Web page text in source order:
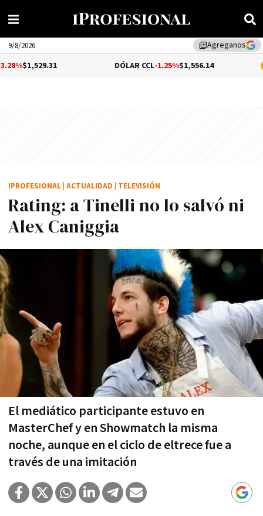
library_addAgreganos
9/8/2026
-1.25%$1,556.14
Rating: a Tinelli no lo salvó ni
Alex Caniggia
El mediático participante estuvo en
MasterChef y en Showmatch la misma
noche, aunque en el ciclo de eltrece fue a
través de una imitación
IPROFESIONAL ACTUALIDAD TELEVISIÓN